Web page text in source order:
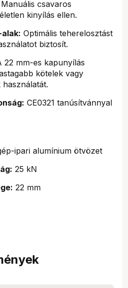
Manuális csavaros
kinyílás ellen.
alak: Optimális teherelosztást
biztosít.
22 mm-es kapunyílás
kötelek vagy
CE0321 tanúsítvánnyal
ipari alumínium ötvözet
25 kN
22 mm